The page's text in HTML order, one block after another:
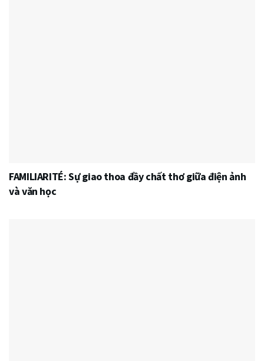
FAMILIARITÉ: Sự giao thoa đầy chất thơ giữa điện ảnh
và văn học